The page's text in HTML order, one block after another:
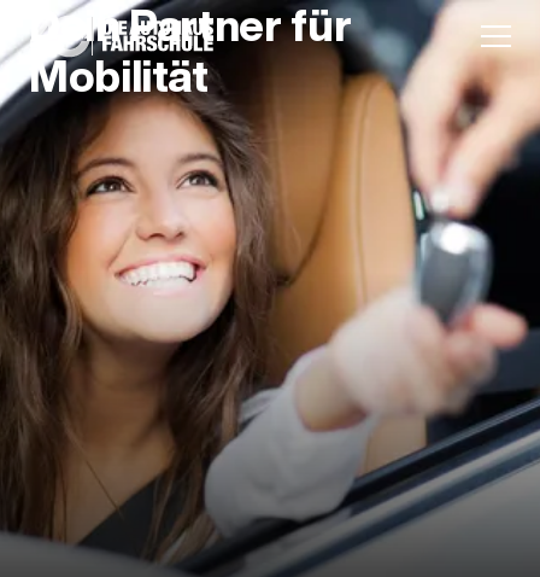
Anmeldung
Unternehmen
Karriere
Dein Partner für Mobilität
Dein Partner für
Mobilität